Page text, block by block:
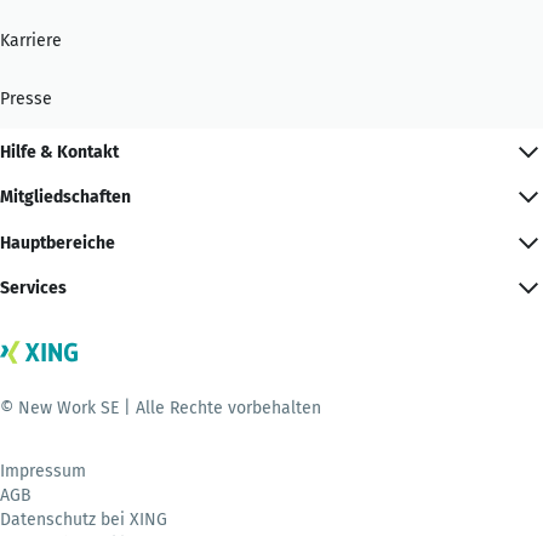
Karriere
Presse
Hilfe & Kontakt
Mitgliedschaften
Hauptbereiche
Services
© New Work SE | Alle Rechte vorbehalten
Impressum
AGB
Datenschutz bei XING